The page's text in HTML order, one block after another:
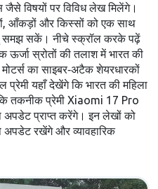
विषयों पर विविध लेख मिलेंगे।
आँकड़ों और किस्सों को एक साथ
समझ सकें। नीचे स्क्रॉल करके पढ़ें
स्रोतों की तलाश में भारत की
का साइबर‑अटैक शेयरधारकों
यहाँ देखेंगे कि भारत की महिला
तकनीक प्रेमी Xiaomi 17 Pro
अपडेट प्राप्त करेंगे। इन लेखों को
रखेंगे और व्यावहारिक